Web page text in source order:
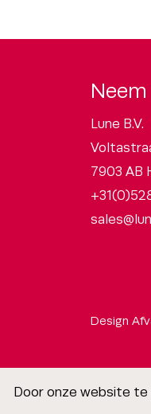
Door onze website te
Lune B.V.
7903 AB
Design